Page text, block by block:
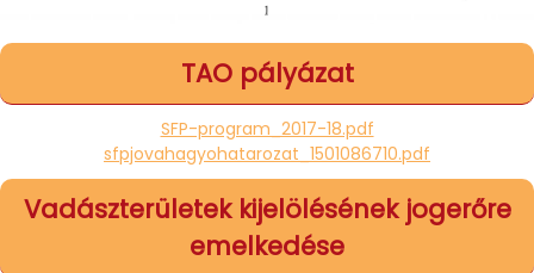
TAO pályázat
SFP-program_2017-18.pdf
sfpjovahagyohatarozat_1501086710.pdf
Vadászterületek kijelölésének jogerőre
emelkedése